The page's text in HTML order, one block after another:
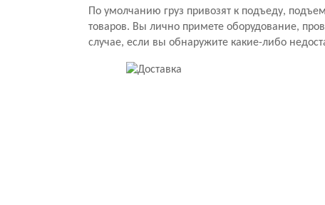
По умолчанию груз привозят к подъеду,
товаров. Вы лично примете оборудование,
случае, если вы обнаружите какие-либо